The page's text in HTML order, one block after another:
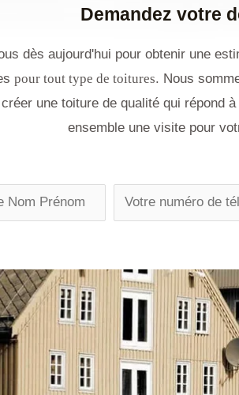
Demandez votre
dès aujourd'hui pour obtenir une
pour tout type de toitures. Nous
une toiture de qualité qui répond
ensemble une visite pour
h
n
m